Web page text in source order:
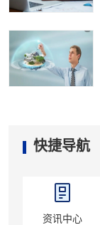
快捷导航
资讯中心